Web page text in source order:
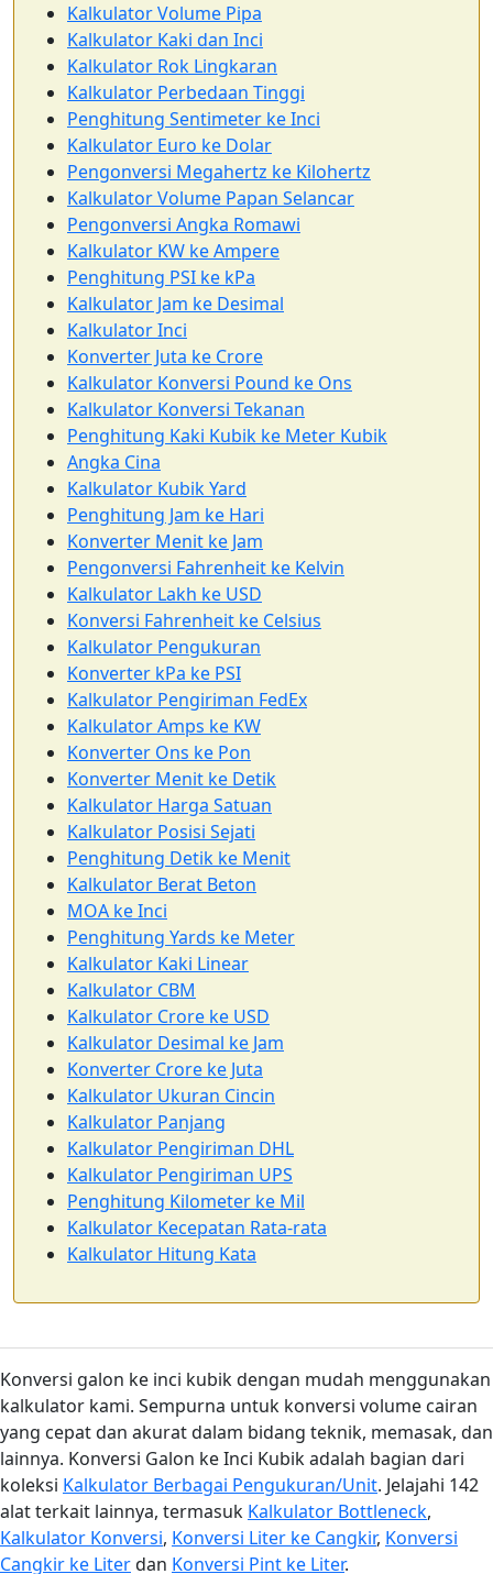
Kalkulator Volume Pipa
Kalkulator Kaki dan Inci
Kalkulator Rok Lingkaran
Kalkulator Perbedaan Tinggi
Penghitung Sentimeter ke Inci
Kalkulator Euro ke Dolar
Pengonversi Megahertz ke Kilohertz
Kalkulator Volume Papan Selancar
Pengonversi Angka Romawi
Kalkulator KW ke Ampere
Penghitung PSI ke kPa
Kalkulator Jam ke Desimal
Kalkulator Inci
Konverter Juta ke Crore
Kalkulator Konversi Pound ke Ons
Kalkulator Konversi Tekanan
Penghitung Kaki Kubik ke Meter Kubik
Angka Cina
Kalkulator Kubik Yard
Penghitung Jam ke Hari
Konverter Menit ke Jam
Pengonversi Fahrenheit ke Kelvin
Kalkulator Lakh ke USD
Konversi Fahrenheit ke Celsius
Kalkulator Pengukuran
Konverter kPa ke PSI
Kalkulator Pengiriman FedEx
Kalkulator Amps ke KW
Konverter Ons ke Pon
Konverter Menit ke Detik
Kalkulator Harga Satuan
Kalkulator Posisi Sejati
Penghitung Detik ke Menit
Kalkulator Berat Beton
MOA ke Inci
Penghitung Yards ke Meter
Kalkulator Kaki Linear
Kalkulator CBM
Kalkulator Crore ke USD
Kalkulator Desimal ke Jam
Konverter Crore ke Juta
Kalkulator Ukuran Cincin
Kalkulator Panjang
Kalkulator Pengiriman DHL
Kalkulator Pengiriman UPS
Penghitung Kilometer ke Mil
Kalkulator Kecepatan Rata-rata
Kalkulator Hitung Kata
Konversi galon ke inci kubik dengan mudah menggunakan
kalkulator kami. Sempurna untuk konversi volume cairan
yang cepat dan akurat dalam bidang teknik, memasak, dan
lainnya. Konversi Galon ke Inci Kubik adalah bagian dari
koleksi Kalkulator Berbagai Pengukuran/Unit. Jelajahi 142
alat terkait lainnya, termasuk Kalkulator Bottleneck,
Kalkulator Konversi, Konversi Liter ke Cangkir, Konversi
Cangkir ke Literdan Konversi Pint ke Liter.